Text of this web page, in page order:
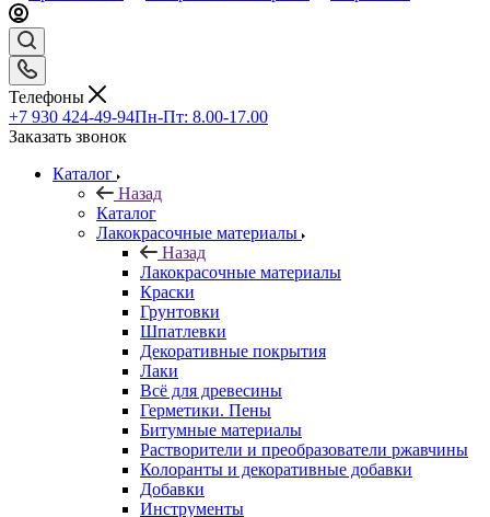
Телефоны
+7 930 424-49-94Пн-Пт: 8.00-17.00
Заказать звонок
Каталог
Назад
Каталог
Лакокрасочные материалы
Назад
Лакокрасочные материалы
Краски
Грунтовки
Шпатлевки
Декоративные покрытия
Лаки
Всё для древесины
Герметики. Пены
Битумные материалы
Растворители и преобразователи ржавчины
Колоранты и декоративные добавки
Добавки
Инструменты